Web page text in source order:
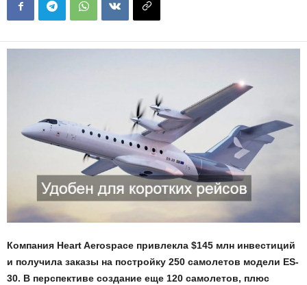
Компания Heart Aerospace привлекла $145 млн инвестиций
и получила заказы на постройку 250 самолетов модели ES-
30. В перспективе создание еще 120 самолетов, плюс